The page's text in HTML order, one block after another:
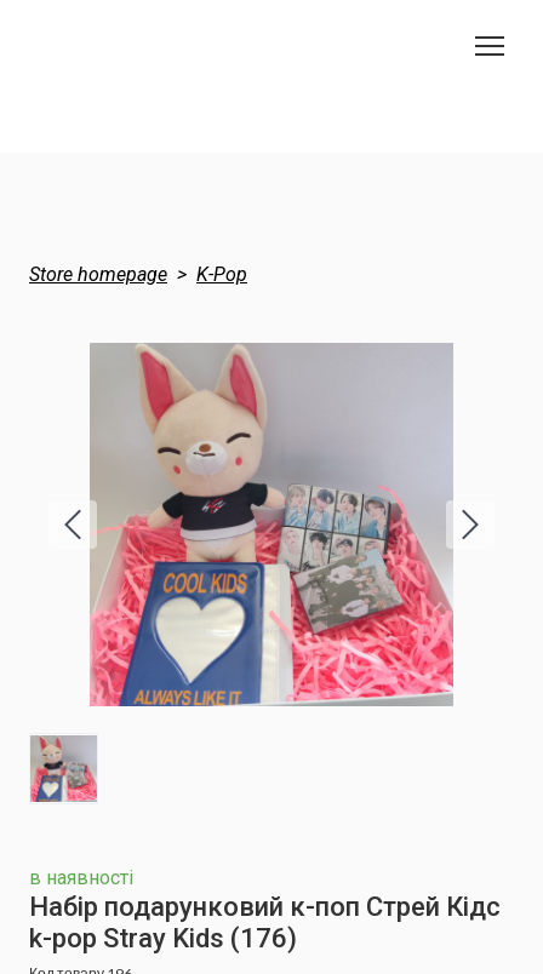
Store homepage K-Pop
в наявності
Набір подарунковий к-поп Стрей Кідс
k-pop Stray Kids (176)